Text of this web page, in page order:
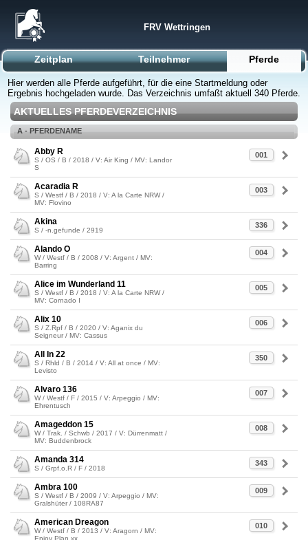
FRV Wettringen
Zeitplan Teilnehmer Pferde
Hier werden alle Pferde aufgeführt, für die eine Startmeldung oder
Ergebnis hochgeladen wurde. Das Verzeichnis umfaßt aktuell 340 Pferde.
AKTUELLES PFERDEVERZEICHNIS
A - PFERDENAME
001
Abby R
S / OS / B / 2018 / V: Air King / MV: Landor
S
003
Acaradia R
S / Westf / B / 2018 / V: A la Carte NRW /
MV: Flovino
336
Akina
S / -n.gefunde / 2919
004
Alando O
W / Westf / B / 2008 / V: Argent / MV:
Barring
005
Alice im Wunderland 11
S / Westf / B / 2018 / V: A la Carte NRW /
MV: Cornado I
006
Alix 10
S / Z.Rpf / B / 2020 / V: Aganix du
Seigneur / MV: Cassus
350
All In 22
S / Rhld / B / 2014 / V: All at once / MV:
Levisto
007
Alvaro 136
W / Westf / F / 2015 / V: Arpeggio / MV:
Ehrentusch
008
Amageddon 15
W / Trak. / Schwb / 2017 / V: Dürrenmatt /
MV: Buddenbrock
343
Amanda 314
S / Grpf.o.R / F / 2018
009
Ambra 100
S / Westf / B / 2009 / V: Arpeggio / MV:
Gralshüter / 108RA87
010
American Dreagon
W / Westf / B / 2013 / V: Aragorn / MV:
Enjoy Plan xx